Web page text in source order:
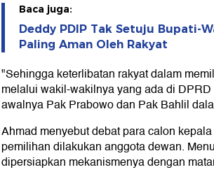
Baca juga:
Deddy PDIP Tak Setuju Bupati-
Paling Aman Oleh Rakyat
"Sehingga keterlibatan rakyat dalam
melalui wakil-wakilnya yang ada di
awalnya Pak Prabowo dan Pak Bahlil
Ahmad menyebut debat para calon
pemilihan dilakukan anggota dewan.
dipersiapkan mekanismenya dengan